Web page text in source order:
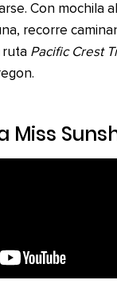
Con mochila
recorre
ruta Pacific Crest
Miss